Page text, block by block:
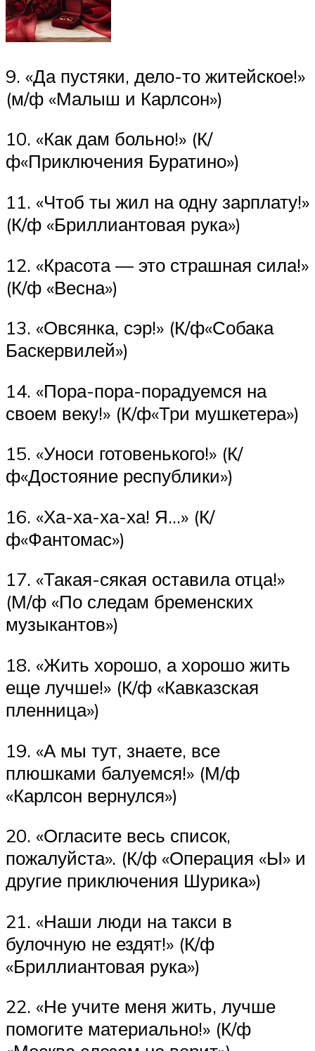
9. «Да пустяки, дело-то житейское!»
(м/ф «Малыш и Карлсон»)
10. «Как дам больно!» (К/
ф«Приключения Буратино»)
11. «Чтоб ты жил на одну зарплату!»
(К/ф «Бриллиантовая рука»)
12. «Красота — это страшная сила!»
(К/ф «Весна»)
13. «Овсянка, сэр!» (К/ф«Собака
Баскервилей»)
14. «Пора-пора-порадуемся на
своем веку!» (К/ф«Три мушкетера»)
15. «Уноси готовенького!» (К/
ф«Достояние республики»)
16. «Ха-ха-ха-ха! Я…» (К/
ф«Фантомас»)
17. «Такая-сякая оставила отца!»
(М/ф «По следам бременских
музыкантов»)
18. «Жить хорошо, а хорошо жить
еще лучше!» (К/ф «Кавказская
пленница»)
19. «А мы тут, знаете, все
плюшками балуемся!» (М/ф
«Карлсон вернулся»)
20. «Огласите весь список,
пожалуйста». (К/ф «Операция «Ы» и
другие приключения Шурика»)
21. «Наши люди на такси в
булочную не ездят!» (К/ф
«Бриллиантовая рука»)
22. «Не учите меня жить, лучше
помогите материально!» (К/ф